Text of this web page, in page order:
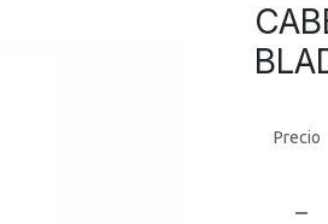
Precio